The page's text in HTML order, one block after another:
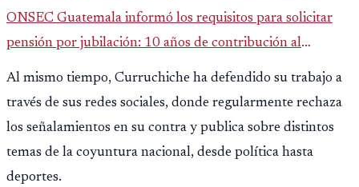
ONSEC Guatemala informó los requisitos para solicitar
pensión por jubilación: 10 años de contribución al
Montepío y 50 años de edad, o 20 años de servicio sin
importar edad.
Al mismo tiempo, Curruchiche ha defendido su trabajo a
través de sus redes sociales, donde regularmente rechaza
los señalamientos en su contra y publica sobre distintos
temas de la coyuntura nacional, desde política hasta
deportes.